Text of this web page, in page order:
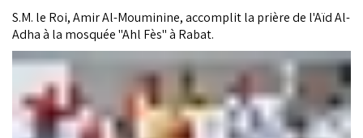
S.M. le Roi, Amir Al-Mouminine, accomplit la prière de l'Aïd Al-
Adha à la mosquée "Ahl Fès" à Rabat.